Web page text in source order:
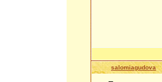
salomiagudova